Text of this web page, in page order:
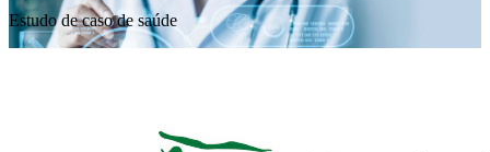
Estudo de caso de saúde